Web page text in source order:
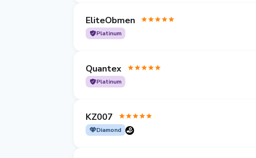
EliteObmen
Platinum
Quantex
Platinum
KZ007
Diamond